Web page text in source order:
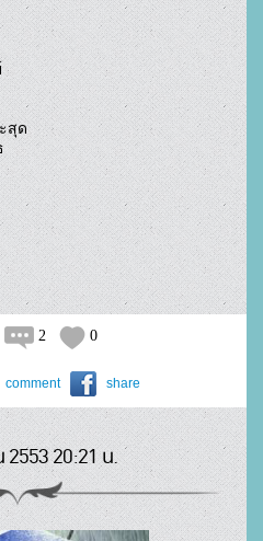
สุด
อยชักเชือดฟันไปทันใด
2 0
comment share
2553 20:21 น.